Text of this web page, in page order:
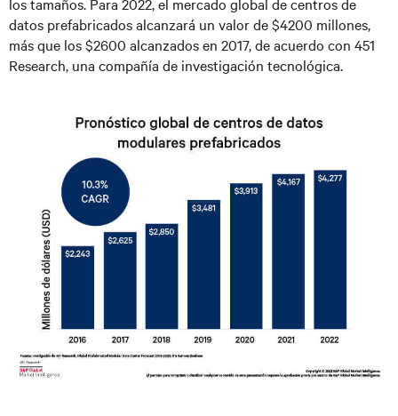
datos prefabricados alcanzará un valor de $4200 millones,
más que los $2600 alcanzados en 2017, de acuerdo con 451
Research, una compañía de investigación tecnológica.